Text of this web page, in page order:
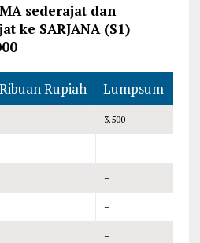
sederajat dan
ke SARJANA (S1)
Rupiah Lumpsum
3.500
–
–
–
–